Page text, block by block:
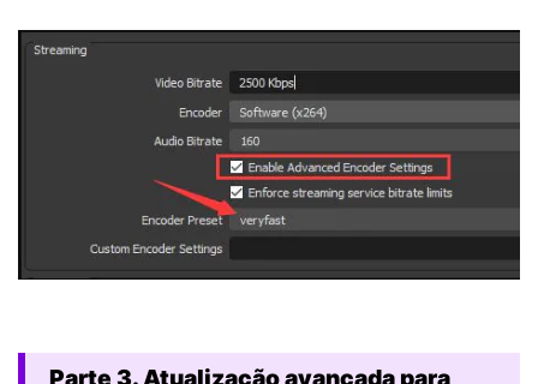
Parte 3. Atualização avançada para